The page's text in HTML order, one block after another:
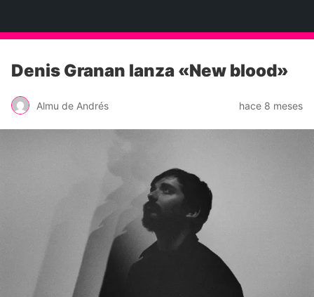
Denis Granan lanza «New blood»
Almu de Andrés hace 8 meses